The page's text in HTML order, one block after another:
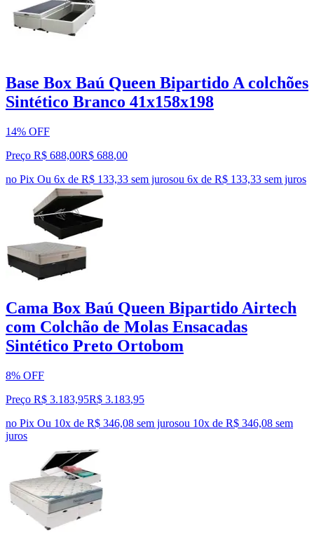
Base Box Baú Queen Bipartido A colchões
Sintético Branco 41x158x198
14% OFF
Preço R$ 688,00R$ 688,00
no Pix Ou 6x de R$ 133,33 sem jurosou 6x de R$ 133,33 sem juros
Cama Box Baú Queen Bipartido Airtech
com Colchão de Molas Ensacadas
Sintético Preto Ortobom
8% OFF
Preço R$ 3.183,95R$ 3.183,95
no Pix Ou 10x de R$ 346,08 sem jurosou 10x de R$ 346,08 sem
juros